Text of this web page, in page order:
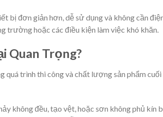
bị đơn giản hơn, dễ sử dụng và không cần
trường hoặc các điều kiện làm việc khó khăn.
Quan Trọng?
quá trình thi công và chất lượng sản phẩm cuối
không đều, tạo vệt, hoặc sơn không phủ kín